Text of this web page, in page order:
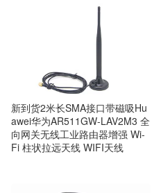
新到货2米长SMA接口带磁吸Hu
awei华为AR511GW-LAV2M3 全
向网关无线工业路由器增强 Wi-
Fi 柱状拉远天线 WIFI天线